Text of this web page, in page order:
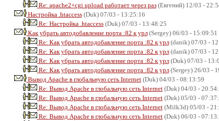
Re: apache2+cgi upload работает через раз(Евгений) 12/03 -
Настройка .htaccess(Duk) 07/03 - 13:25:16
Re: Настройка .htaccess(Duk) 07/03 - 13:48:25
Как убрать автодобавление порта :82 к урл(Sergey) 06/03 - 15:09:51
Re: Как убрать автодобавление порта :82 к урл(danik) 07/03 -
Re: Как убрать автодобавление порта :82 к урл(danik) 07/03 -
Re: Как убрать автодобавление порта :82 к урл(Duk) 07/03 -
Re: Как убрать автодобавление порта :82 к урл(Sergey) 26/03 -
Вывод Apache в глобальную сеть Internet(Duk) 04/03 - 08:13:59
Re: Вывод Apache в глобальную сеть Internet(Duk) 04/03 -
Re: Вывод Apache в глобальную сеть Internet(Duk) 05/03 -
Re: Вывод Apache в глобальную сеть Internet(Milk3d) 05/03 -
Re: Вывод Apache в глобальную сеть Internet(Duk) 06/03 -